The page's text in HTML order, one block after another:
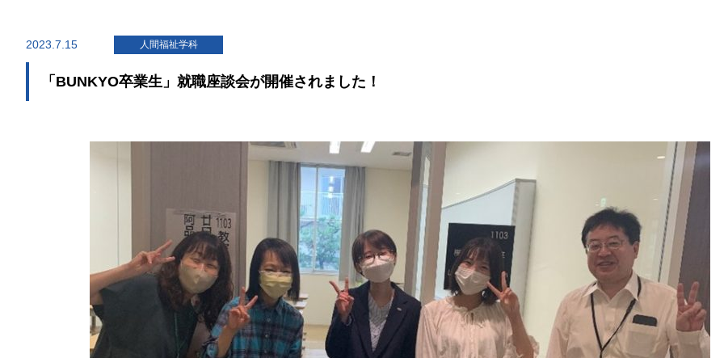
2023.7.15 人間福祉学科
「BUNKYO卒業生」就職座談会が開催されました！